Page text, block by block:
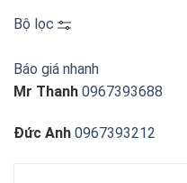
Bộ lọc
Báo giá nhanh
Mr Thanh 0967393688
Đức Anh 0967393212